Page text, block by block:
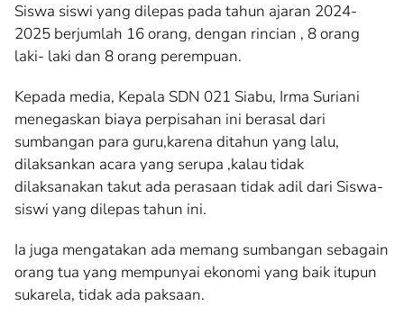
Siswa siswi yang dilepas pada tahun ajaran 2024-
2025 berjumlah 16 orang, dengan rincian , 8 orang
laki- laki dan 8 orang perempuan.
Kepada media, Kepala SDN 021 Siabu, Irma Suriani
menegaskan biaya perpisahan ini berasal dari
sumbangan para guru,karena ditahun yang lalu,
dilaksankan acara yang serupa ,kalau tidak
dilaksanakan takut ada perasaan tidak adil dari Siswa-
siswi yang dilepas tahun ini.
Ia juga mengatakan ada memang sumbangan sebagain
orang tua yang mempunyai ekonomi yang baik itupun
sukarela, tidak ada paksaan.